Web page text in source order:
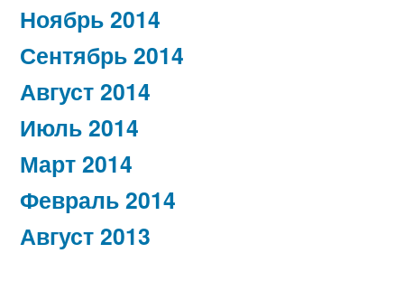
Ноябрь 2014
Сентябрь 2014
Август 2014
Июль 2014
Март 2014
Февраль 2014
Август 2013